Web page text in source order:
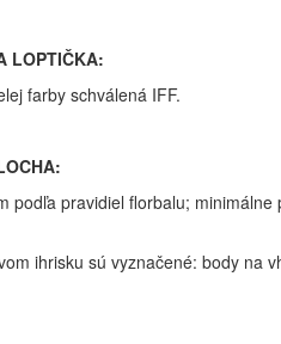
LOPTIČKA:
farby schválená IFF.
podľa pravidiel florbalu;
ihrisku sú vyznačené: body na